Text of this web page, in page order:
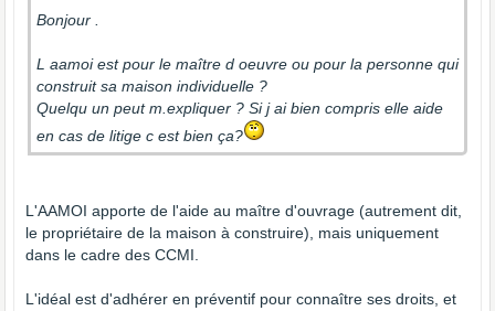
Bonjour .
L aamoi est pour le maître d oeuvre ou pour la personne qui
construit sa maison individuelle ?
Quelqu un peut m.expliquer ? Si j ai bien compris elle aide
en cas de litige c est bien ça?
L'AAMOI apporte de l'aide au maître d'ouvrage (autrement dit,
le propriétaire de la maison à construire), mais uniquement
dans le cadre des CCMI.
L'idéal est d'adhérer en préventif pour connaître ses droits, et